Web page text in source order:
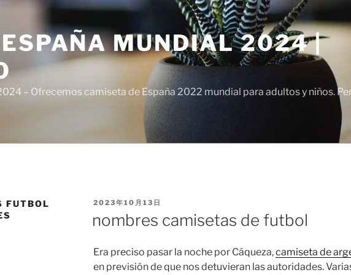
MUNDIAL 2024 |
– Ofrecemos camiseta de España 2022 mundial para adultos y niños.
FUTBOL
PUBLICADO
2023年10月13日
nombres camisetas de futbol
Era preciso pasar la noche por Cáqueza,camiseta de
en previsión de que nos detuvieran las autoridades.